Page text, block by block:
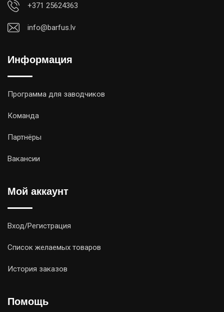
+371 25624363
info@barfus.lv
Информация
Программа для заводчиков
Команда
Партнёры
Вакансии
Мой аккаунт
Вход/Регистрация
Список желаемых товаров
История заказов
Помощь